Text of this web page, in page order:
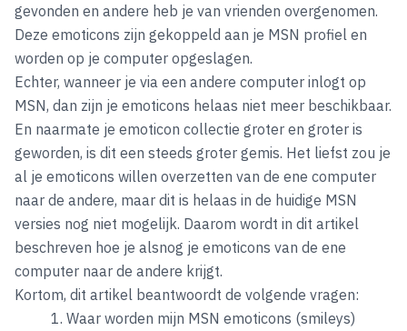
gevonden en andere heb je van vrienden overgenomen.
Deze emoticons zijn gekoppeld aan je MSN profiel en
worden op je computer opgeslagen.
Echter, wanneer je via een andere computer inlogt op
MSN, dan zijn je emoticons helaas niet meer beschikbaar.
En naarmate je emoticon collectie groter en groter is
geworden, is dit een steeds groter gemis. Het liefst zou je
al je emoticons willen overzetten van de ene computer
naar de andere, maar dit is helaas in de huidige MSN
versies nog niet mogelijk. Daarom wordt in dit artikel
beschreven hoe je alsnog je emoticons van de ene
computer naar de andere krijgt.
Kortom, dit artikel beantwoordt de volgende vragen:
Waar worden mijn MSN emoticons (smileys)